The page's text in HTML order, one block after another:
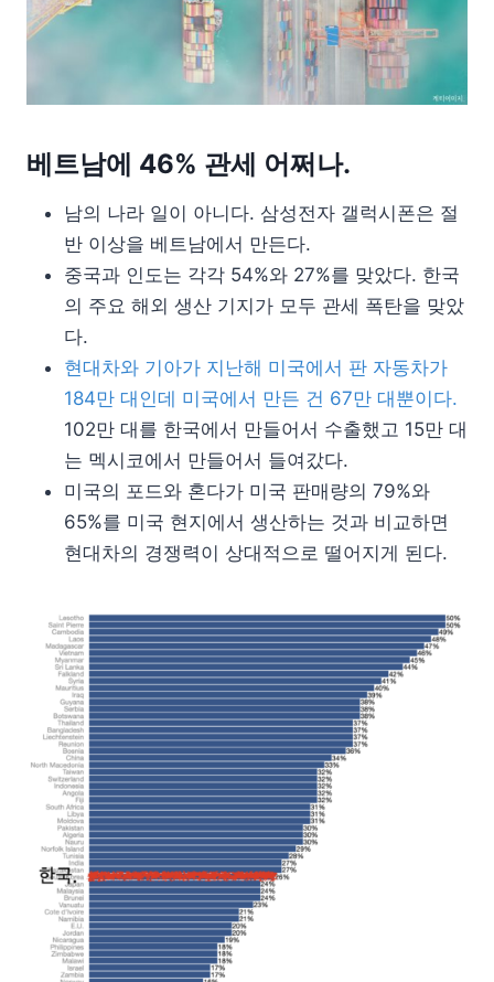
베트남에 46% 관세 어쩌나.
남의 나라 일이 아니다. 삼성전자 갤럭시폰은 절
반 이상을 베트남에서 만든다.
중국과 인도는 각각 54%와 27%를 맞았다. 한국
의 주요 해외 생산 기지가 모두 관세 폭탄을 맞았
다.
현대차와 기아가 지난해 미국에서 판 자동차가
184만 대인데 미국에서 만든 건 67만 대뿐이다.
102만 대를 한국에서 만들어서 수출했고 15만 대
는 멕시코에서 만들어서 들여갔다.
미국의 포드와 혼다가 미국 판매량의 79%와
65%를 미국 현지에서 생산하는 것과 비교하면
현대차의 경쟁력이 상대적으로 떨어지게 된다.